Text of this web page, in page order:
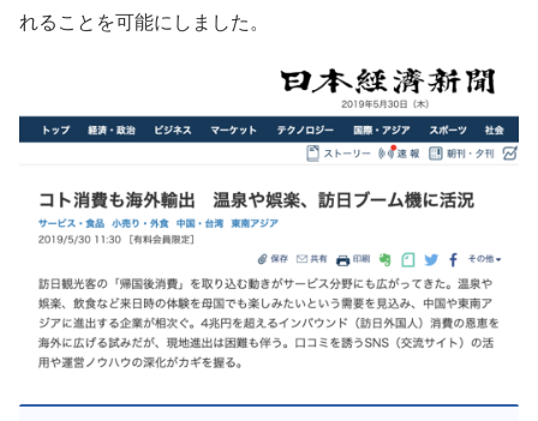
れることを可能にしました。